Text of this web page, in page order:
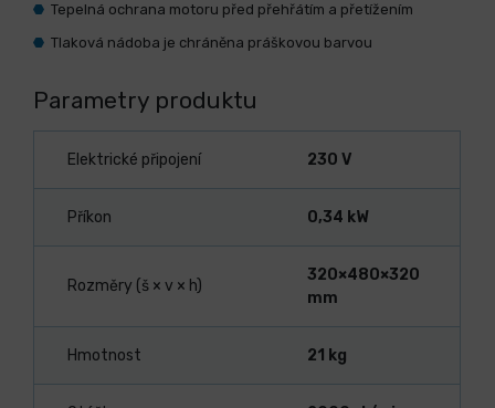
Tepelná ochrana motoru před přehřátím a přetížením
Tlaková nádoba je chráněna práškovou barvou
Parametry produktu
Elektrické připojení 230 V
Příkon 0,34 kW
Rozměry (š × v × h)
320×480×320
mm
Hmotnost 21 kg